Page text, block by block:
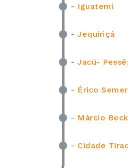
- Iguatemi
-Jequiriçá
-Jacú-
- Érico Semer
- Márcio Beck
- Cidade